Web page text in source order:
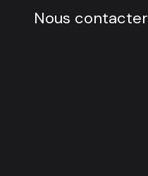
Nous contacter